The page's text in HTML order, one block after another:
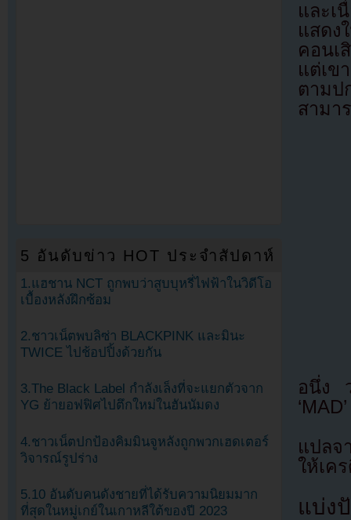
และเ
แสด
คอนเ
แต่เข
ตาม
สามา
อนึ่ง
แปลจ
ให้เค
แบ่ง
5 อันดับข่าว HOT ประจำสัปดาห์
1.แฮชาน NCT ถูกพบว่าสูบบุหรี่ไฟฟ้าในวิดีโอ
เบื้องหลังฝึกซ้อม
2.ชาวเน็ตพบลิซ่า BLACKPINK และมินะ
TWICE ไปช้อปปิ้งด้วยกัน
3.The Black Label กำลังเล็งที่จะแยกตัวจาก
YG ย้ายอฟฟิศไปตึกใหม่ในฮันนัมดง
4.ชาวเน็ตปกป้องคิมมินจูหลังถูกพวกเฮดเตอร์
วิจารณ์รูปร่าง
5.10 อันดับคนดังชายที่ได้รับความนิยมมาก
ที่สุดในหมู่เกย์ในเกาหลีใต้ของปี 2023